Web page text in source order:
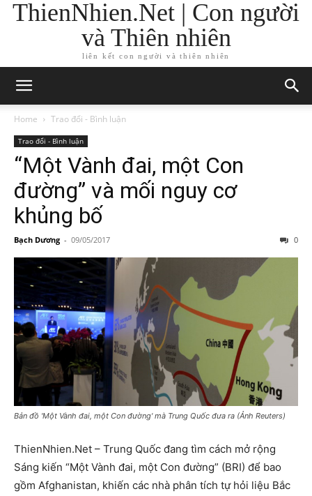
ThienNhien.Net | Con người
và Thiên nhiên
liên kết con người và thiên nhiên
Home Trao đổi - Bình luận
Trao đổi - Bình luận
“Một Vành đai, một Con
đường” và mối nguy cơ
khủng bố
Bạch Dương - 09/05/2017 0
Bản đồ 'Một Vành đai, một Con đường' mà Trung Quốc đưa ra (Ảnh Reuters)
ThienNhien.Net – Trung Quốc đang tìm cách mở rộng
Sáng kiến “Một Vành đai, một Con đường” (BRI) để bao
gồm Afghanistan, khiến các nhà phân tích tự hỏi liệu Bắc